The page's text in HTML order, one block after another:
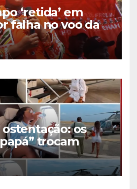
‘retida’ em
falha no voo da
os
trocam
Saint-Tropez